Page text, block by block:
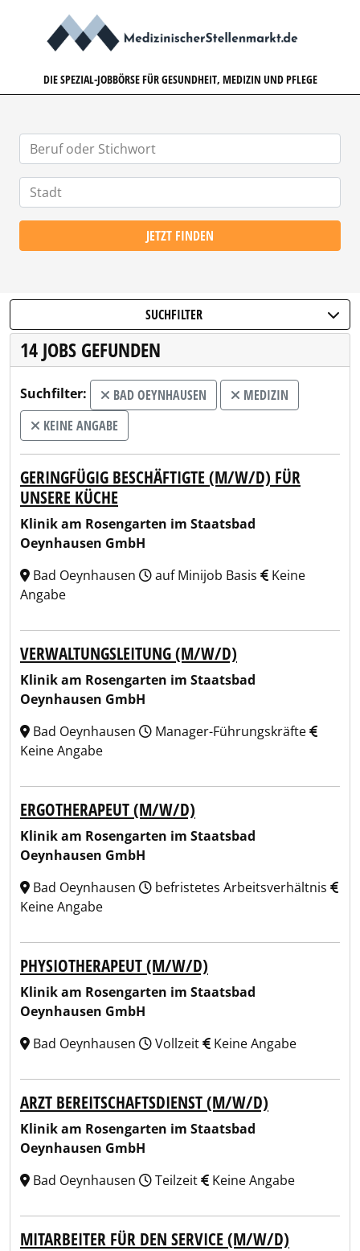
DIE SPEZIAL-JOBBÖRSE FÜR GESUNDHEIT, MEDIZIN UND PFLEGE
JETZT FINDEN
SUCHFILTER
14 JOBS GEFUNDEN
Suchfilter: BAD OEYNHAUSEN
MEDIZIN
KEINE ANGABE
GERINGFÜGIG BESCHÄFTIGTE (M/W/D) FÜR
UNSERE KÜCHE
Klinik am Rosengarten im Staatsbad
Oeynhausen GmbH
Bad Oeynhausen
auf Minijob Basis
Keine
Angabe
VERWALTUNGSLEITUNG (M/W/D)
Klinik am Rosengarten im Staatsbad
Oeynhausen GmbH
Bad Oeynhausen
Manager-Führungskräfte
Keine Angabe
ERGOTHERAPEUT (M/W/D)
Klinik am Rosengarten im Staatsbad
Oeynhausen GmbH
Bad Oeynhausen
befristetes Arbeitsverhältnis
Keine Angabe
PHYSIOTHERAPEUT (M/W/D)
Klinik am Rosengarten im Staatsbad
Oeynhausen GmbH
Bad Oeynhausen
Vollzeit Keine Angabe
ARZT BEREITSCHAFTSDIENST (M/W/D)
Klinik am Rosengarten im Staatsbad
Oeynhausen GmbH
Bad Oeynhausen
Teilzeit Keine Angabe
MITARBEITER FÜR DEN SERVICE (M/W/D)